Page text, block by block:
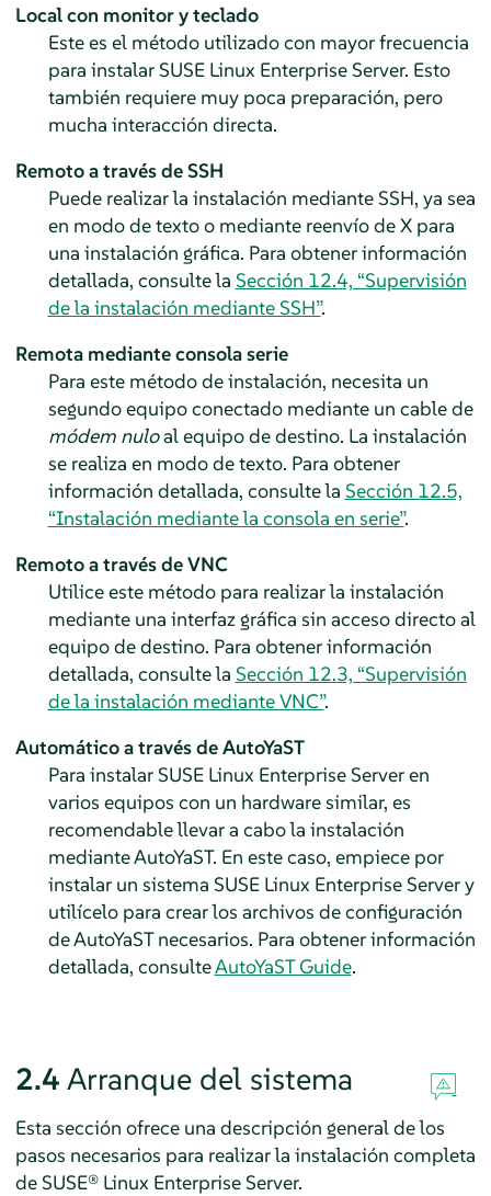
Local con monitor y teclado
Este es el método utilizado con mayor frecuencia
para instalar SUSE Linux Enterprise Server. Esto
también requiere muy poca preparación, pero
mucha interacción directa.
Remoto a través de SSH
Puede realizar la instalación mediante SSH, ya sea
en modo de texto o mediante reenvío de X para
una instalación gráfica. Para obtener información
detallada, consulte la Sección 12.4, “Supervisión
de la instalación mediante SSH”.
Remota mediante consola serie
Para este método de instalación, necesita un
segundo equipo conectado mediante un cable de
módem nuloal equipo de destino. La instalación
se realiza en modo de texto. Para obtener
información detallada, consulte la Sección 12.5,
“Instalación mediante la consola en serie”.
Remoto a través de VNC
Utilice este método para realizar la instalación
mediante una interfaz gráfica sin acceso directo al
equipo de destino. Para obtener información
detallada, consulte la Sección 12.3, “Supervisión
de la instalación mediante VNC”.
Automático a través de AutoYaST
Para instalar SUSE Linux Enterprise Serveren
varios equipos con un hardware similar, es
recomendable llevar a cabo la instalación
mediante AutoYaST. En este caso, empiece por
instalar un sistema SUSE Linux Enterprise Servery
utilícelo para crear los archivos de configuración
de AutoYaST necesarios. Para obtener información
detallada, consulteAutoYaST Guide.
2.4 Arranque del sistema
Esta sección ofrece una descripción general de los
pasos necesarios para realizar la instalación completa
de SUSE® Linux Enterprise Server.